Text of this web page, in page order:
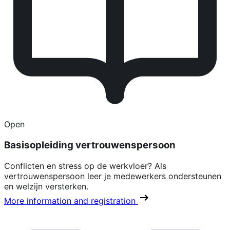
Open
Basisopleiding vertrouwenspersoon
Conflicten en stress op de werkvloer? Als
vertrouwenspersoon leer je medewerkers ondersteunen
en welzijn versterken.
More information and registration